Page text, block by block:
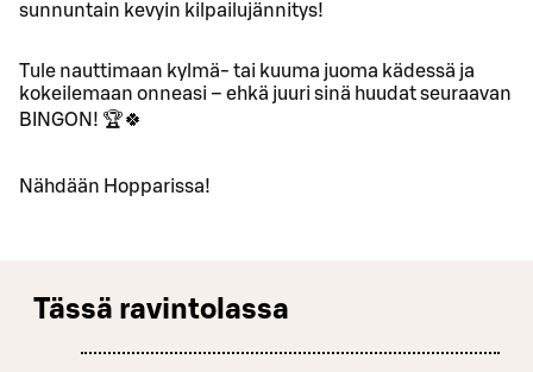
sunnuntain kevyin kilpailujännitys!
Tule nauttimaan kylmä- tai kuuma juoma kädessä ja
kokeilemaan onneasi – ehkä juuri sinä huudat seuraavan
BINGON! 🏆🍀
Nähdään Hopparissa!
Tässä ravintolassa